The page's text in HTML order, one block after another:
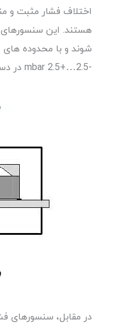
هستند. این سنسورهای
-2.5…+2.5 mbar در دسترس هستند.
در مقابل، سنسورهای